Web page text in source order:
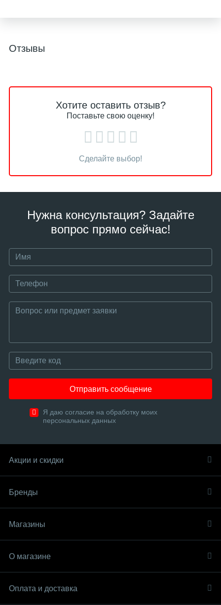
Отзывы
Хотите оставить отзыв?
Поставьте свою оценку!
Сделайте выбор!
Нужна консультация? Задайте
вопрос прямо сейчас!
Отправить сообщение
Я даю согласие на обработку моих
персональных данных
Акции и скидки
Бренды
Магазины
О магазине
Оплата и доставка